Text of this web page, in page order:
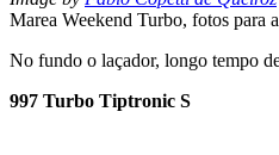
Marea Weekend Turbo, fotos para
No fundo o laçador, longo tempo
997 Turbo Tiptronic S